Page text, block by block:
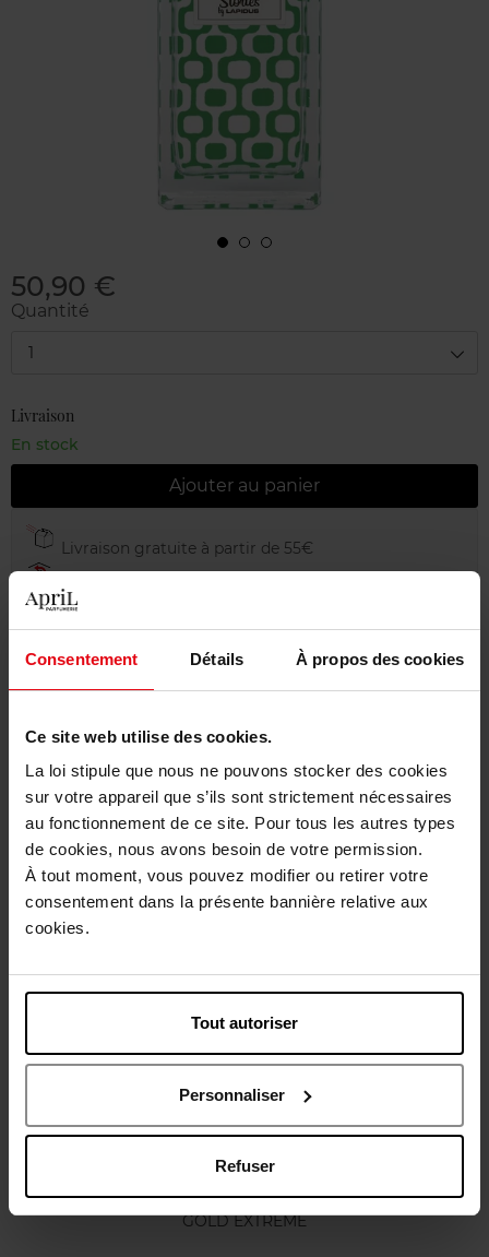
Consentement Détails À propos des cookies
Ce site web utilise des cookies.
La loi stipule que nous ne pouvons stocker des cookies
sur votre appareil que s’ils sont strictement nécessaires
au fonctionnement de ce site. Pour tous les autres types
de cookies, nous avons besoin de votre permission.
À tout moment, vous pouvez modifier ou retirer votre
consentement dans la présente bannière relative aux
cookies.
Tout autoriser
Personnaliser
Refuser
50,90 €
Quantité
1
Livraison
En stock
Ajouter au panier
Livraison gratuite à partir de 55€
Retour gratuit dans votre magasin
Emballage cadeau offert
Caractéristiques
Avis client Politique relative aux avis des clients
Vous aimerez peut-être
GOLD EXTREME